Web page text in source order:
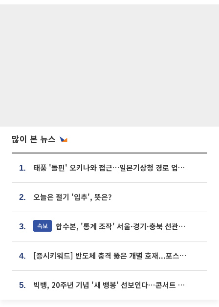
많이 본 뉴스
1. 태풍 '돌핀' 오키나와 접근…일본기상청 경로 업데이트
2. 오늘은 절기 '입추', 뜻은?
3. 속보 합수본, '통계 조작' 서울·경기·충북 선관위 등 추가 압수수색
4. [증시키워드] 반도체 충격 뚫은 개별 호재...포스코퓨처엠·에코프로·한화솔루션 '눈길'
5. 빅뱅, 20주년 기념 '새 뱅봉' 선보인다⋯콘서트 앞두고 팝업 개최